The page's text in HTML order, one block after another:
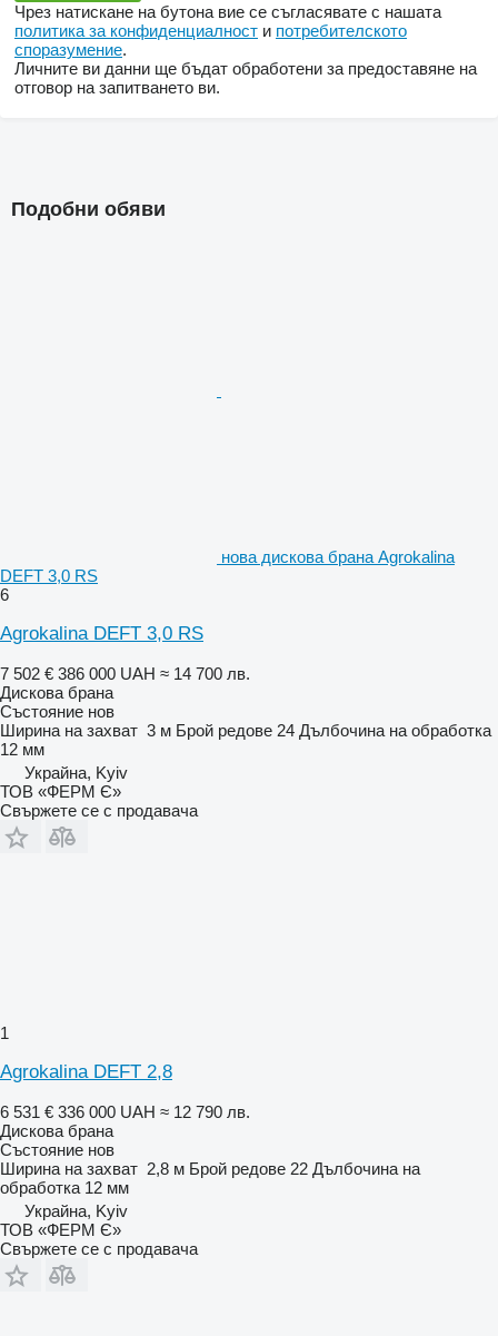
Чрез натискане на бутона вие се съгласявате с нашата
политика за конфиденциалност и потребителското
споразумение.
Личните ви данни ще бъдат обработени за предоставяне на
отговор на запитването ви.
Подобни обяви
нова дискова брана Agrokalina
DEFT 3,0 RS
6
Agrokalina DEFT 3,0 RS
7 502 € 386 000 UAH ≈ 14 700 лв.
Дискова брана
Състояние нов
Ширина на захват 3 м Брой редове 24 Дълбочина на обработка
12 мм
Украйна, Kyiv
ТОВ «ФЕРМ Є»
Свържете се с продавача
1
Agrokalina DEFT 2,8
6 531 € 336 000 UAH ≈ 12 790 лв.
Дискова брана
Състояние нов
Ширина на захват 2,8 м Брой редове 22 Дълбочина на
обработка 12 мм
Украйна, Kyiv
ТОВ «ФЕРМ Є»
Свържете се с продавача